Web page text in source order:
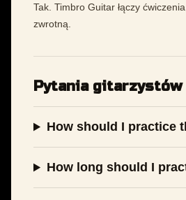
Tak. Timbro Guitar łączy
zwrotną.
Pytania gitarzystów
How should I practice
How long should I